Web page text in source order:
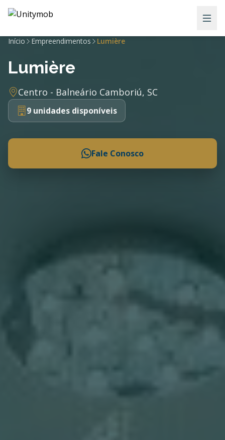
Início Empreendimentos Lumière
Lumière
Centro - Balneário Camboriú, SC
9 unidades disponíveis
Fale Conosco